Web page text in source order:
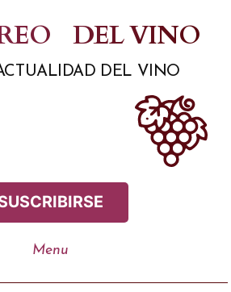
DEL VINO
DEL VINO